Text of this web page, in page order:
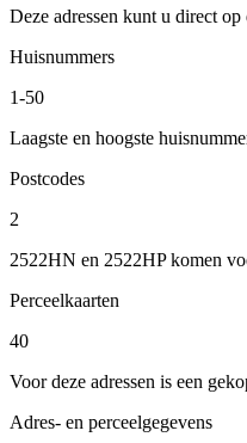
Deze adressen kunt u direct op
Huisnummers
1-50
Laagste en hoogste
Postcodes
2
2522HN en 2522HP komen
Perceelkaarten
40
Voor deze adressen is een
Adres- en perceelgegevens